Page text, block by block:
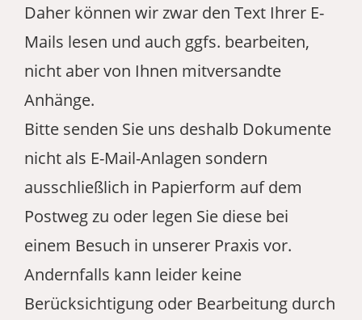
Daher können wir zwar den Text Ihrer E-
Mails lesen und auch ggfs. bearbeiten,
nicht aber von Ihnen mitversandte
Anhänge.
Bitte senden Sie uns deshalb Dokumente
nicht als E-Mail-Anlagen sondern
ausschließlich in Papierform auf dem
Postweg zu oder legen Sie diese bei
einem Besuch in unserer Praxis vor.
Andernfalls kann leider keine
Berücksichtigung oder Bearbeitung durch